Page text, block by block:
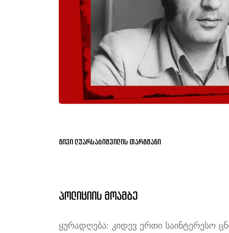
გივი ლუარსაბიშვილის თარგმანი
პოლიციის მოამბე
ყურადღება: კიდევ ერთი საინტერესო